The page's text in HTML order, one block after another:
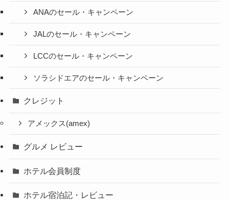
ANAのセール・キャンペーン
JALのセール・キャンペーン
LCCのセール・キャンペーン
ソラシドエアのセール・キャンペーン
クレジット
アメックス(amex)
グルメ レビュー
ホテル会員制度
ホテル宿泊記・レビュー